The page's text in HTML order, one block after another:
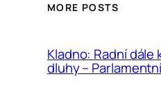
MORE POSTS
Kladno: Radní dále
dluhy –